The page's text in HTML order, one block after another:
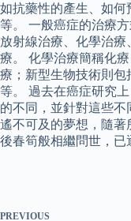
如抗藥性的產生、如
等。 一般癌症的治療
放射線治療、化學治
療。 化學治療簡稱化
療；新型生物技術則
等。 過去在癌症研究
的不同，並針對這些
遙不可及的夢想，隨
後春筍般相繼問世，已
PREVIOUS